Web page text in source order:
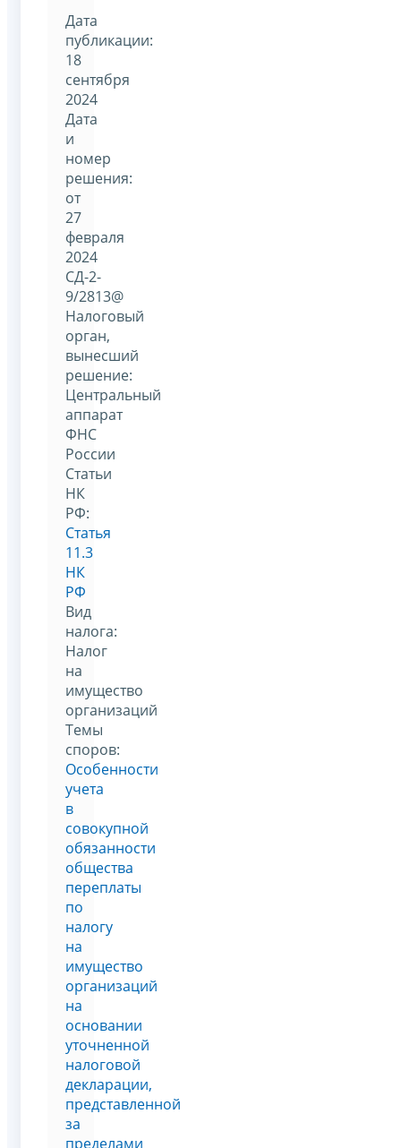
Дата
публикации:
18
сентября
2024
Дата
и
номер
решения:
от
27
февраля
2024
СД-2-
9/2813@
Налоговый
орган,
вынесший
решение:
Центральный
аппарат
ФНС
России
Статьи
НК
РФ:
Статья
11.3
НК
РФ
Вид
налога:
Налог
на
имущество
организаций
Темы
споров:
Особенности
учета
в
совокупной
обязанности
общества
переплаты
по
налогу
на
имущество
организаций
на
основании
уточненной
налоговой
декларации,
представленной
за
пределами